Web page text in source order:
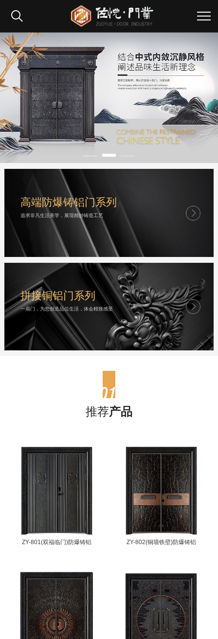
高端防爆铸铝门系列
追求非凡生活美学，展现精妙铸造工艺
拼接铜铝门系列
一扇门，为您创造品位生活，体会精致感受
推荐产品
ZY-801(双福临门)防爆铸铝 ZY-802(铜墙铁壁)防爆铸铝